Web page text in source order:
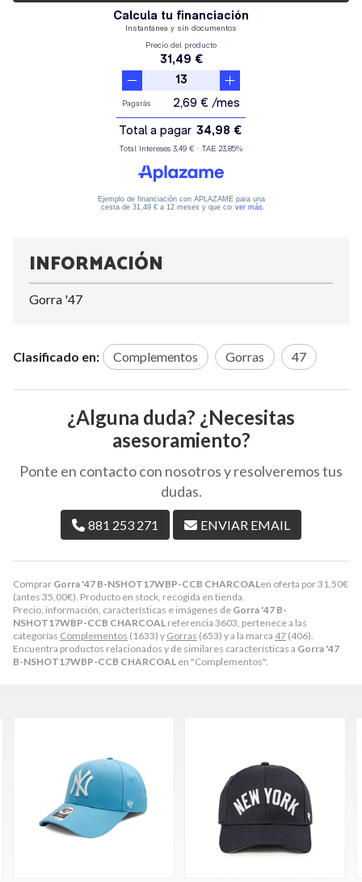
Comprar Gorra '47 B-NSHOT17WBP-CCB CHARCOALen oferta por31,50€
(antes 35,00€). Producto en stock, recogida en tienda.
Precio, información, características e imágenes de Gorra '47 B-
NSHOT17WBP-CCB CHARCOAL referencia 3603, pertenece a las
categorías Complementos (1633) y Gorras (653) y a la marca 47 (406).
Encuentra productos relacionados y de similares características a Gorra '47
B-NSHOT17WBP-CCB CHARCOAL en "Complementos".
INFORMACIÓN
Gorra '47
Clasificado en: Complementos Gorras 47
¿Alguna duda? ¿Necesitas
asesoramiento?
Ponte en contacto con nosotros y resolveremos tus
dudas.
881 253 271 ENVIAR EMAIL